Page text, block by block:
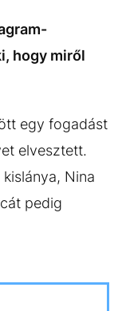
hogy miről
egy fogadást
elvesztett.
Nina
pedig